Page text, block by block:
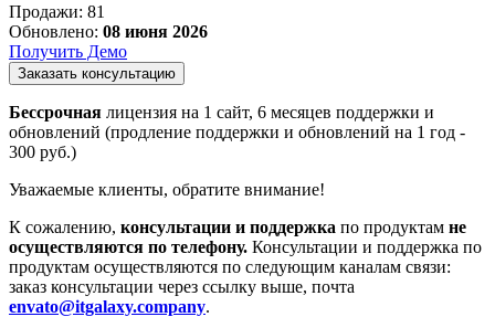
Продажи: 81
Обновлено: 08 июня 2026
Получить Демо
Заказать консультацию
Бессрочная лицензия на 1 сайт, 6 месяцев поддержки и
обновлений (продление поддержки и обновлений на 1 год -
300 руб.)
Уважаемые клиенты, обратите внимание!
К сожалению, консультации и поддержка по продуктам не
осуществляются по телефону. Консультации и поддержка по
продуктам осуществляются по следующим каналам связи:
заказ консультации через ссылку выше, почта
envato@itgalaxy.company.